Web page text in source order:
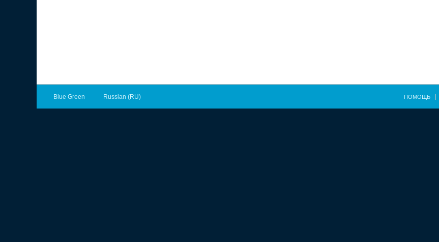
Blue Green Russian (RU) ПОМОЩЬ